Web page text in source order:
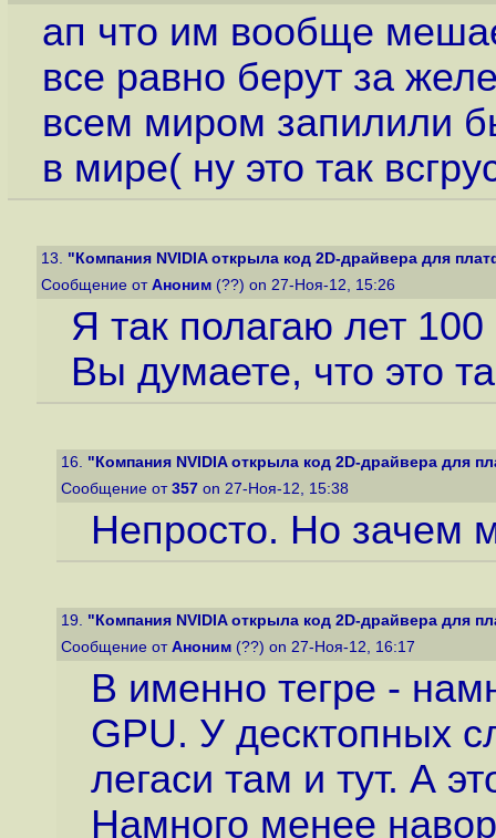
ап что им вообще
все равно берут за
всем миром запилили
в мире( ну это так
13. "Компания NVIDIA открыла код 2D-драйвера для
Сообщение от Аноним (??) on 27-Ноя-12, 15:26
Я так полагаю лет
Вы думаете, что это
16. "Компания NVIDIA открыла код 2D-драйвера для
Сообщение от 357 on 27-Ноя-12, 15:38
Непросто. Но зачем
19. "Компания NVIDIA открыла код 2D-драйвера для
Сообщение от Аноним (??) on 27-Ноя-12, 16:17
В именно тегре -
GPU. У десктопных
легаси там и тут. А
Намного менее